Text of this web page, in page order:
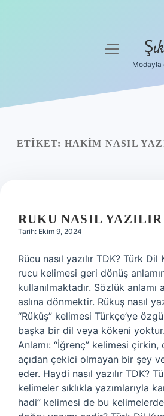
Yasal Uyarı
menüyü
Modayla
ETIKET: HAKIM NASIL
RUKU NASIL
Tarih: Ekim 9, 2024
Rücu nasıl yazılır TDK? Türk Dil
rucu kelimesi geri dönüş
kullanılmaktadır. Sözlük anlamı
aslına dönmektir. Rükuş nasıl
“Rüküş” kelimesi Türkçe’ye
başka bir dil veya kökeni
Anlamı: “İğrenç” kelimesi
açıdan çekici olmayan bir şey
eder. Haydi nasıl yazılır TDK?
kelimeler sıklıkla yazımlarıyla
hadi” kelimesi de bu